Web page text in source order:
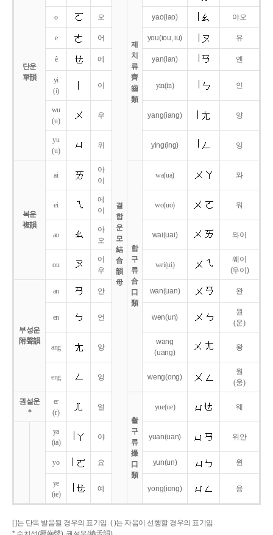
단운
單韻
결
합
운
모
結
合
韻
母
제
치
류
齊
齒
類
o 오 yao(iao) 야오
e 어 you(iou,iu) 유
ê 에 yan(ian) 옌
yi
(i)
이 yin(in) 인
wu
(u)
우 yang(iang) 양
yu
(u)
위 ying(ing) 잉
복운
複韻
ai
아
이
합
구
류
合
口
類
wa(ua) 와
ei
에
이
wo(uo) 워
ao
아
오
wai(uai) 와이
ou
어
우
wei(ui)
웨이
(우이)
부성운
附聲韻
an 안 wan(uan) 완
en 언 wen(un)
원
(운)
ang 앙
wang
(uang)
왕
eng 엉 weng(ong)
웡
(웅)
권설운
*
er
(r)
얼
촬
구
류
撮
口
類
yue(ue) 웨
ya
(ia)
야 yuan(uan) 위안
yo 요 yun(un) 윈
ye
(ie)
예 yong(iong) 융
[ ]는 단독 발음될 경우의 표기임. ( )는 자음이 선행할 경우의 표기임.